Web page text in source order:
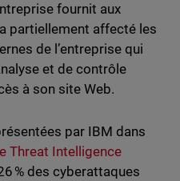
fournit aux
partiellement affecté les
de l’entreprise qui
et de contrôle
à son site Web.
par IBM dans
Threat Intelligence
% des cyberattaques